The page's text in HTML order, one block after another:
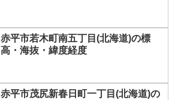
赤平市若木町南五丁目(北海道)の標
高・海抜・緯度経度
赤平市茂尻新春日町一丁目(北海道)の